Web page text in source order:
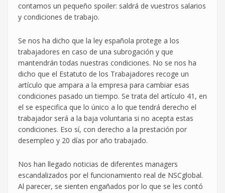
contamos un pequeño spoiler: saldrá de vuestros salarios
y condiciones de trabajo.
Se nos ha dicho que la ley española protege a los
trabajadores en caso de una subrogación y que
mantendrán todas nuestras condiciones. No se nos ha
dicho que el Estatuto de los Trabajadores recoge un
artículo que ampara a la empresa para cambiar esas
condiciones pasado un tiempo. Se trata del artículo 41, en
el se especifica que lo único a lo que tendrá derecho el
trabajador será a la baja voluntaria si no acepta estas
condiciones. Eso sí, con derecho a la prestación por
desempleo y 20 días por año trabajado.
Nos han llegado noticias de diferentes managers
escandalizados por el funcionamiento real de NSCglobal.
Al parecer, se sienten engañados por lo que se les contó